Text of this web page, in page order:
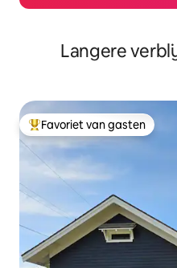
Langere
Topfavoriet van gasten
Favoriet van gasten